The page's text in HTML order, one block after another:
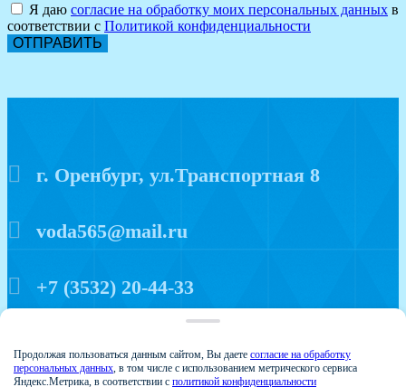
Я даю согласие на обработку моих персональных данных в
соответствии с Политикой конфиденциальности
ОТПРАВИТЬ
г. Оренбург, ул.Транспортная 8
voda565@mail.ru
+7 (3532) 20-44-33
Продолжая пользоваться данным сайтом, Вы даете согласие на обработку
персональных данных, в том числе с использованием метрического сервиса
Яндекс.Метрика, в соответствии с политикой конфиденциальности